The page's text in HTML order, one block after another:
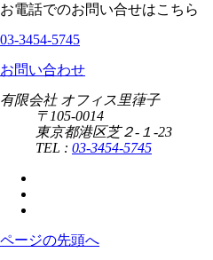
お電話でのお問い合せはこちら
03-3454-5745
お問い合わせ
有限会社 オフィス里葎子
〒105-0014
東京都港区芝２-１-23
TEL : 03-3454-5745
ページの先頭へ